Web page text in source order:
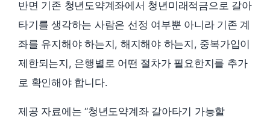
반면 기존 청년도약계좌에서 청년미래적금으로 갈아
타기를 생각하는 사람은 선정 여부뿐 아니라 기존 계
좌를 유지해야 하는지, 해지해야 하는지, 중복가입이
제한되는지, 은행별로 어떤 절차가 필요한지를 추가
로 확인해야 합니다.
제공 자료에는 “청년도약계좌 갈아타기 가능할